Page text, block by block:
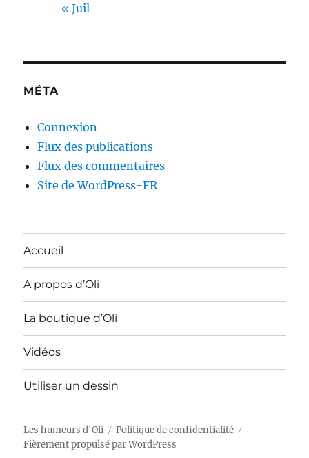
« Juil
MÉTA
Connexion
Flux des publications
Flux des commentaires
Site de WordPress-FR
Accueil
A propos d’Oli
La boutique d’Oli
Vidéos
Utiliser un dessin
Les humeurs d'Oli
Politique de confidentialité
Fièrement propulsé par WordPress